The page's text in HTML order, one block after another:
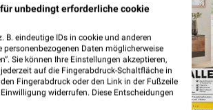
unbedingt erforderliche cookie
eindeutige IDs in cookie und anderen
personenbezogenen Daten möglicherweise
Sie können Ihre Einstellungen akzeptieren,
auf die Fingerabdruck-Schaltfläche in
Fingerabdruck oder den Link in der Fußzeile
widerrufen. Diese Entscheidungen